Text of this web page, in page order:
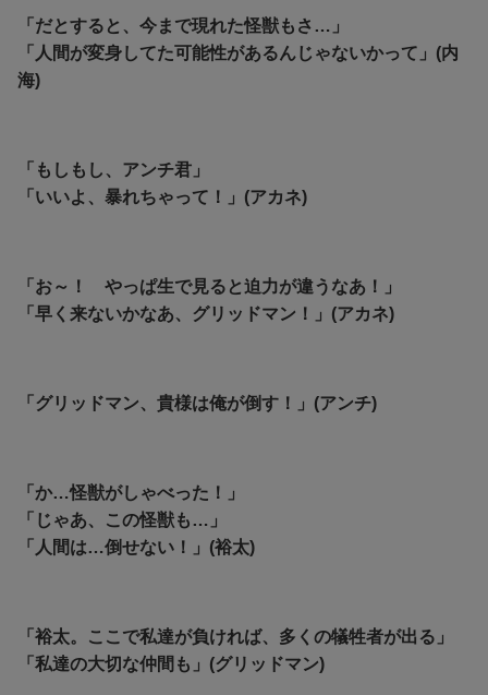
「だとすると、今まで現れた怪獣もさ…」
「人間が変身してた可能性があるんじゃないかって」(内
海)
「もしもし、アンチ君」
「いいよ、暴れちゃって！」(アカネ)
「お～！ やっぱ生で見ると迫力が違うなあ！」
「早く来ないかなあ、グリッドマン！」(アカネ)
「グリッドマン、貴様は俺が倒す！」(アンチ)
「か…怪獣がしゃべった！」
「じゃあ、この怪獣も…」
「人間は…倒せない！」(裕太)
「裕太。ここで私達が負ければ、多くの犠牲者が出る」
「私達の大切な仲間も」(グリッドマン)